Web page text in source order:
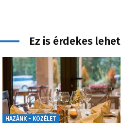
Ez is érdekes lehet
HAZÁNK - KÖZÉLET